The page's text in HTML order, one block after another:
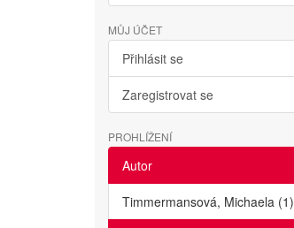
MŮJ ÚČET
Přihlásit se
Zaregistrovat se
PROHLÍŽENÍ
Autor
Timmermansová, Michaela (1)